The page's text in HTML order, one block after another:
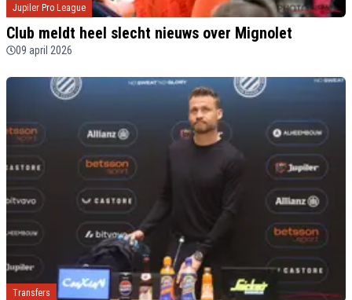
Jupiler Pro League
Club meldt heel slecht nieuws over Mignolet
09 april 2026
Transfers